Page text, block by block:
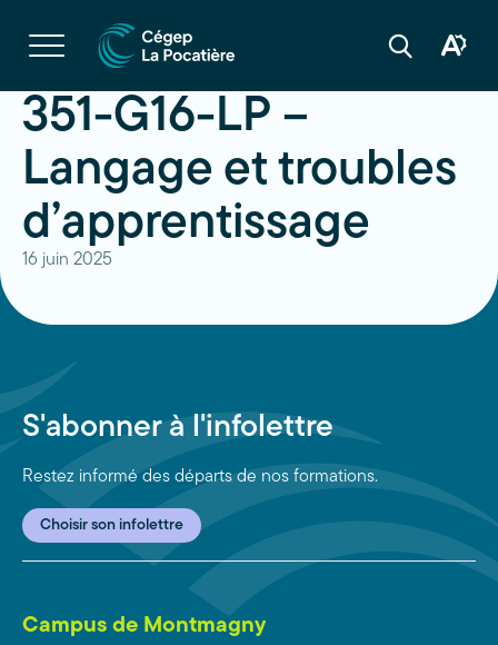
Ouvrir
la
navigation
site
Ouvrir
Ouvrir
351-G16-LP –
Langage et troubles
d’apprentissage
16 juin 2025
S'abonner à l'infolettre
Restez informé des départs de nos formations.
Choisir son infolettre
Campus de Montmagny